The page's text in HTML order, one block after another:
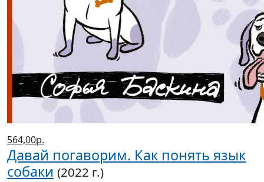
564,00р.
Давай погаворим. Как понять язык
собаки (2022 г.)